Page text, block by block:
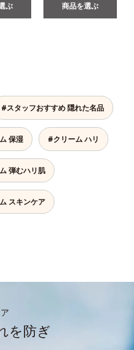
ぶ 商品を選ぶ
#スタッフおすすめ 隠れた名品
保湿 #クリーム ハリ
弾むハリ肌
スキンケア
を防ぎ